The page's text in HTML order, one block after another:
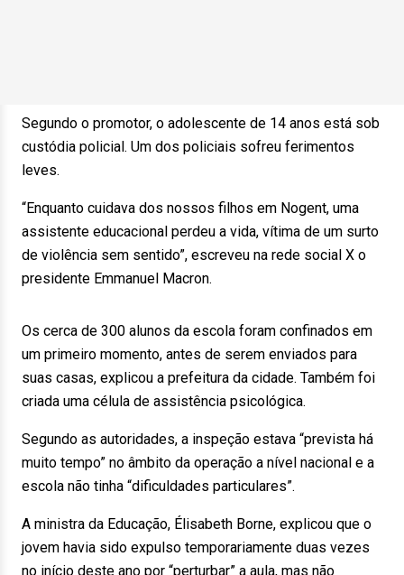
Segundo o promotor, o adolescente de 14 anos está sob
custódia policial. Um dos policiais sofreu ferimentos
leves.
“Enquanto cuidava dos nossos filhos em Nogent, uma
assistente educacional perdeu a vida, vítima de um surto
de violência sem sentido”, escreveu na rede social X o
presidente Emmanuel Macron.
Os cerca de 300 alunos da escola foram confinados em
um primeiro momento, antes de serem enviados para
suas casas, explicou a prefeitura da cidade. Também foi
criada uma célula de assistência psicológica.
Segundo as autoridades, a inspeção estava “prevista há
muito tempo” no âmbito da operação a nível nacional e a
escola não tinha “dificuldades particulares”.
A ministra da Educação, Élisabeth Borne, explicou que o
jovem havia sido expulso temporariamente duas vezes
no início deste ano por “perturbar” a aula, mas não